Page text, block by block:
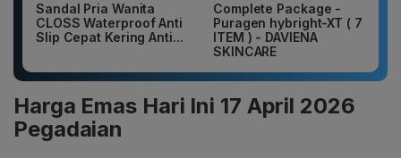
Sandal Pria Wanita
CLOSS Waterproof Anti
Slip Cepat Kering Anti...
Complete Package -
Puragen hybright-XT ( 7
ITEM ) - DAVIENA
SKINCARE
Harga Emas Hari Ini 17 April 2026
Pegadaian